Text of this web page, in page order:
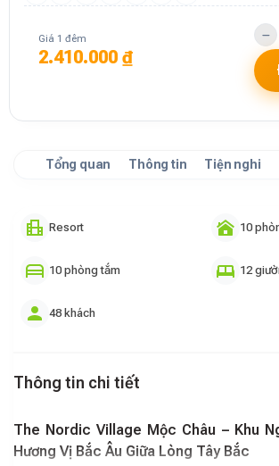
Giá 1 đêm
2.410.000 ₫
Tổng quan Thông tin Tiện nghi
Resort 10
10 phòng tắm 12
48 khách
Thông tin chi tiết
The Nordic Village Mộc Châu – Khu
Hương Vị Bắc Âu Giữa Lòng Tây Bắc